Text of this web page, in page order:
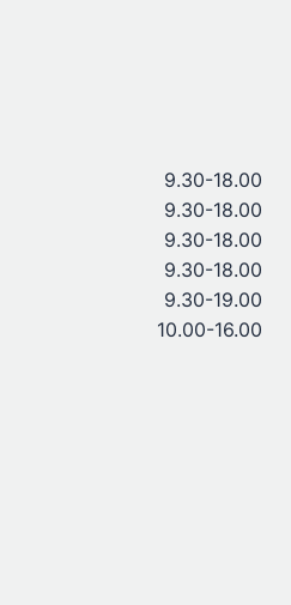
9.30-18.00
9.30-18.00
9.30-18.00
9.30-18.00
9.30-19.00
10.00-16.00